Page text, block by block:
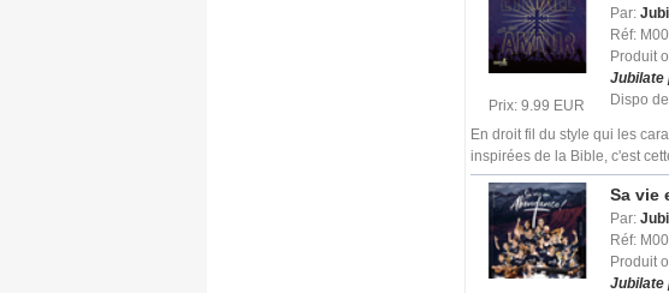
Prix: 9.99 EUR
Par:
Réf:
Produit
Jubilate
Dispo
En droit fil du style qui les
inspirées de la Bible, c'est
Sa vie
Par:
Réf:
Produit
Jubilate